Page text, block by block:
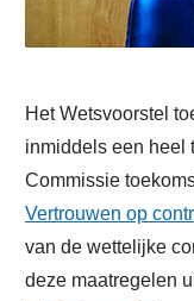
Het Wetsvoorstel
inmiddels een heel
Commissie
Vertrouwen op
van de wettelijke
deze maatregelen